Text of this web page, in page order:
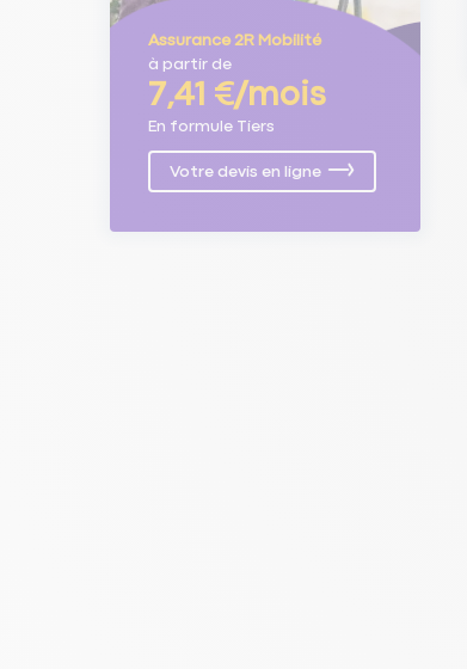
Assurance 2R Mobilité
à partir de
7,41 €/mois
En formule Tiers
Votre devis en ligne